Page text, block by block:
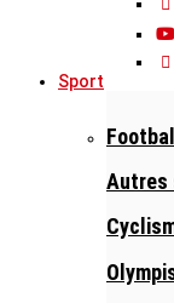
Sport
Autres